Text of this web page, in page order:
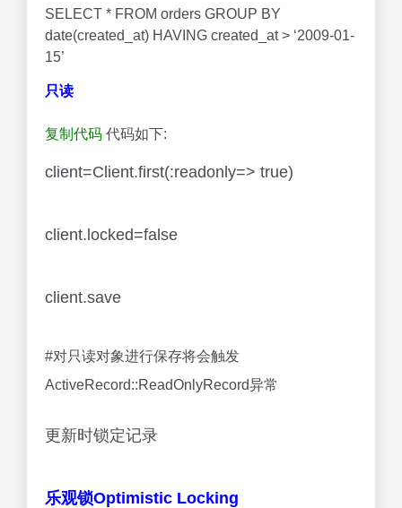
SELECT * FROM orders GROUP BY
date(created_at) HAVING created_at > ‘2009-01-
15’
只读
复制代码 代码如下:
client=Client.first(:readonly=> true)
client.locked=false
client.save
#对只读对象进行保存将会触发
ActiveRecord::ReadOnlyRecord异常
更新时锁定记录
乐观锁Optimistic Locking